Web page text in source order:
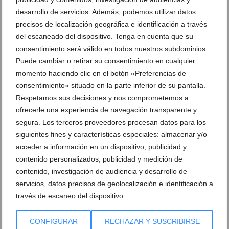
desarrollo de servicios. Además, podemos utilizar datos
precisos de localización geográfica e identificación a través
del escaneado del dispositivo. Tenga en cuenta que su
consentimiento será válido en todos nuestros subdominios.
Puede cambiar o retirar su consentimiento en cualquier
momento haciendo clic en el botón «Preferencias de
consentimiento» situado en la parte inferior de su pantalla.
Respetamos sus decisiones y nos comprometemos a
ofrecerle una experiencia de navegación transparente y
segura. Los terceros proveedores procesan datos para los
siguientes fines y características especiales: almacenar y/o
acceder a información en un dispositivo, publicidad y
contenido personalizados, publicidad y medición de
contenido, investigación de audiencia y desarrollo de
servicios, datos precisos de geolocalización e identificación a
través de escaneo del dispositivo.
CONFIGURAR RECHAZAR Y SUSCRIBIRSE
Platos vanguardistas con productos
locales en D’Excaro
Un espacio moderno para disfrutar,
compartir y sorprenderse en Dénia
Vinos de autor que elevan cada bocado
en Dénia
Selección de vinos valencianos para
maridar en D’Excaro
Cócteles creativos y atrevidos en el
lounge bar de D’Excaro
Una travesía culinaria única en la sala
privada de Ossadía
Ossadía la experiencia gourmet que
desafía los sentidos
Menú degustación internacional en
Ossadía Dénia
Ossadía de D’Excaro la mesa más
exclusiva de Dénia
Viaje gastronómico sin salir de Dénia en
D’Excaro